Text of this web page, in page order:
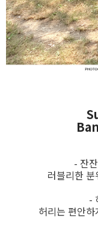
- 잔
러블리한
-
허리는 편안